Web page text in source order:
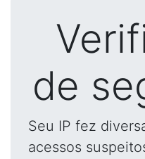
de
Seu IP fez
acessos